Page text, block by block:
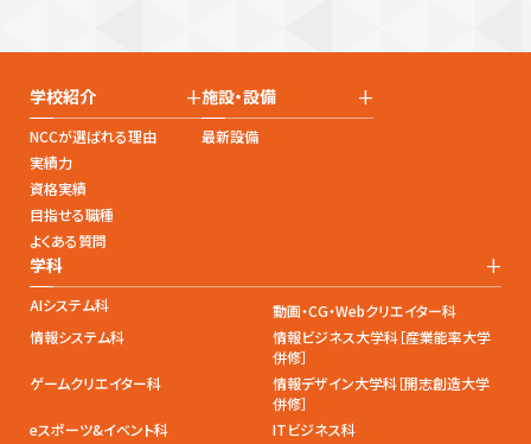
学校紹介 +
NCCが選ばれる理由
実績力
資格実績
目指せる職種
よくある質問
施設・設備 +
最新設備
学科 +
AIシステム科
動画・CG・Webクリエイター科
情報システム科
情報ビジネス大学科［産業能率大学
併修］
ゲームクリエイター科
情報デザイン大学科［開志創造大学
併修］
eスポーツ&イベント科
ITビジネス科